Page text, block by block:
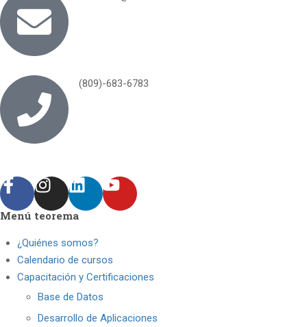
(809)-683-6783
Menú teorema
¿Quiénes somos?
Calendario de cursos
Capacitación y Certificaciones
Base de Datos
Desarrollo de Aplicaciones